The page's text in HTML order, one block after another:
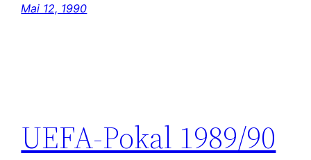
Mai 12, 1990
UEFA-Pokal 1989/90